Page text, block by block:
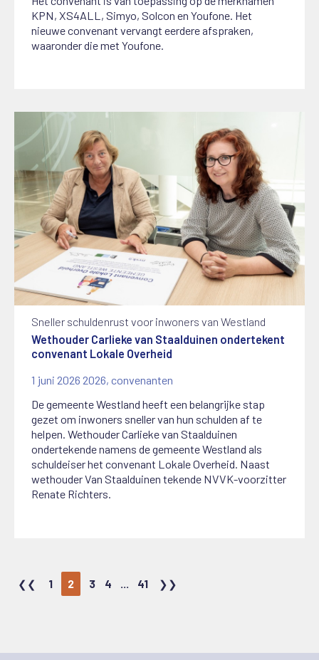
KPN, XS4ALL, Simyo, Solcon en Youfone. Het
nieuwe convenant vervangt eerdere afspraken,
waaronder die met Youfone.
Sneller schuldenrust voor inwoners van Westland
Wethouder Carlieke van Staalduinen ondertekent
convenant Lokale Overheid
1 juni 2026 2026,convenanten
De gemeente Westland heeft een belangrijke stap
gezet om inwoners sneller van hun schulden af te
helpen. Wethouder Carlieke van Staalduinen
ondertekende namens de gemeente Westland als
schuldeiser het convenant Lokale Overheid. Naast
wethouder Van Staalduinen tekende NVVK-voorzitter
Renate Richters.
1 2 3 4 ... 41